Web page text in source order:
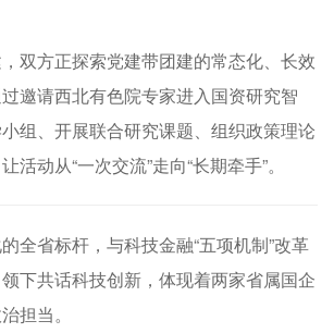
双方正探索党建带团建的常态化、长效
邀请西北有色院专家进入国资研究智
组、开展联合研究课题、组织政策理论
活动从“一次交流”走向“长期牵手”。
全省标杆，与科技金融“五项机制”改革
下共话科技创新，体现着两家省属国企
担当。